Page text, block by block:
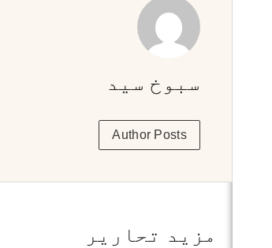
سبوخ سید
Author Posts
مزید تحاریر